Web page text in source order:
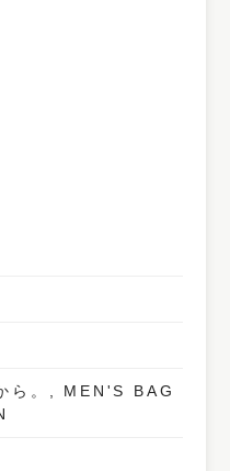
ら。, MEN'S BAG